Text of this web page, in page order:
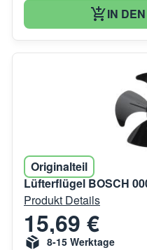
IN
Originalteil
Lüfterflügel BOSCH
Produkt Details
15,69 €
8-15 Werktage